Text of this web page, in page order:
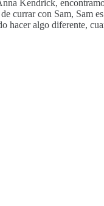
Kendrick,
currar con Sam, Sam
hacer algo diferente,